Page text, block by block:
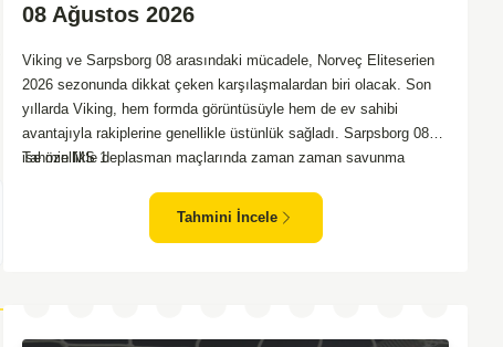
08 Ağustos 2026
Viking ve Sarpsborg 08 arasındaki mücadele, Norveç Eliteserien
2026 sezonunda dikkat çeken karşılaşmalardan biri olacak. Son
yıllarda Viking, hem formda görüntüsüyle hem de ev sahibi
avantajıyla rakiplerine genellikle üstünlük sağladı. Sarpsborg 08
ise özellikle deplasman maçlarında zaman zaman savunma
sahasında kontrollü oynaması, onları favori yapıyor. Sarpsborg'un
Tahmin MS 1
Tahmini İncele